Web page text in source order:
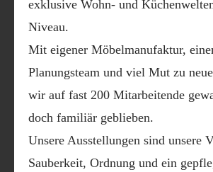
exklusive Wohn- und
Niveau.
Mit eigener Möbelmanufaktur,
Planungsteam und viel Mut zu
wir auf fast 200 Mitarbeitende
doch familiär geblieben.
Unsere Ausstellungen sind unsere
Sauberkeit, Ordnung und ein